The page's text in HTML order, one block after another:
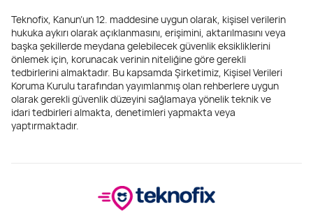
Teknofix, Kanun’un 12. maddesine uygun olarak, kişisel verilerin
hukuka aykırı olarak açıklanmasını, erişimini, aktarılmasını veya
başka şekillerde meydana gelebilecek güvenlik eksikliklerini
önlemek için, korunacak verinin niteliğine göre gerekli
tedbirlerini almaktadır. Bu kapsamda Şirketimiz, Kişisel Verileri
Koruma Kurulu tarafından yayımlanmış olan rehberlere uygun
olarak gerekli güvenlik düzeyini sağlamaya yönelik teknik ve
idari tedbirleri almakta, denetimleri yapmakta veya
yaptırmaktadır.